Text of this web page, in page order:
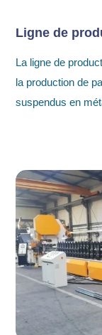
Ligne de
La ligne de
la production de
suspendus en